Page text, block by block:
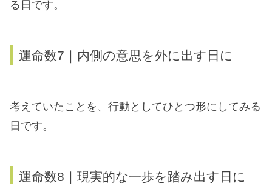
る日です。
運命数7｜内側の意思を外に出す日に
考えていたことを、行動としてひとつ形にしてみる
日です。
運命数8｜現実的な一歩を踏み出す日に